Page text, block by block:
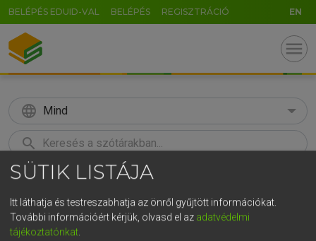
BELÉPÉS EDUID-VAL BELÉPÉS REGISZTRÁCIÓ EN
menu
language Mind
search
KERESÉS
Európai uniós terminológiai szótár
SÜTIK LISTÁJA
Itt láthatja és testreszabhatja az önről gyűjtött információkat.
További információért kérjük, olvasd el az adatvédelmi
tájékoztatónkat.
GR
t z u i o p